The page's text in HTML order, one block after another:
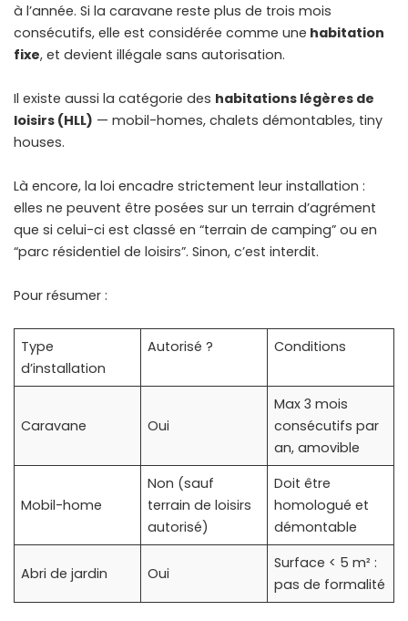
à l’année. Si la caravane reste plus de trois mois
consécutifs, elle est considérée comme une habitation
fixe, et devient illégale sans autorisation.
Il existe aussi la catégorie des habitations légères de
loisirs (HLL) — mobil-homes, chalets démontables, tiny
houses.
Là encore, la loi encadre strictement leur installation :
elles ne peuvent être posées sur un terrain d’agrément
que si celui-ci est classé en “terrain de camping” ou en
“parc résidentiel de loisirs”. Sinon, c’est interdit.
Pour résumer :
Type
d’installation
Autorisé ? Conditions
Caravane Oui
Max 3 mois
consécutifs par
an, amovible
Mobil-home
Non (sauf
terrain de loisirs
autorisé)
Doit être
homologué et
démontable
Abri de jardin Oui
Surface < 5 m² :
pas de formalité